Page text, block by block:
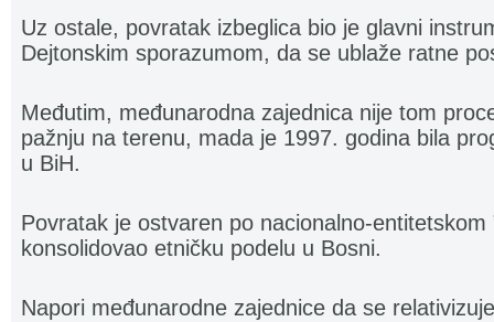
Uz ostale, povratak izbeglica bio je glavni
Dejtonskim sporazumom, da se ublaže ratne
Međutim, međunarodna zajednica nije tom
pažnju na terenu, mada je 1997. godina bila
u BiH.
Povratak je ostvaren po nacionalno-entitetskom
konsolidovao etničku podelu u Bosni.
Napori međunarodne zajednice da se